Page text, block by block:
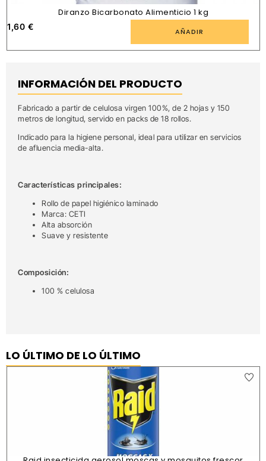
Diranzo Bicarbonato Alimenticio 1 kg
1,60 € AÑADIR
INFORMACIÓN DEL PRODUCTO
Fabricado a partir de celulosa virgen 100%, de 2 hojas y 150
metros de longitud, servido en packs de 18 rollos.
Indicado para la higiene personal, ideal para utilizar en servicios
de afluencia media-alta.
Características principales:
Rollo de papel higiénico laminado
Marca: CETI
Alta absorción
Suave y resistente
Composición:
100 % celulosa
LO ÚLTIMO DE LO ÚLTIMO